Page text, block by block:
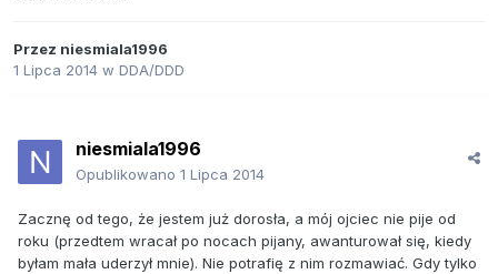
Przez niesmiala1996
1 Lipca 2014 w DDA/DDD
niesmiala1996
Opublikowano 1 Lipca 2014
Zacznę od tego, że jestem już dorosła, a mój ojciec nie pije od
roku (przedtem wracał po nocach pijany, awanturował się, kiedy
byłam mała uderzył mnie). Nie potrafię z nim rozmawiać. Gdy tylko